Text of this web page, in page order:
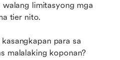
limitasyong mga
tier nito.
para sa
malalaking koponan?